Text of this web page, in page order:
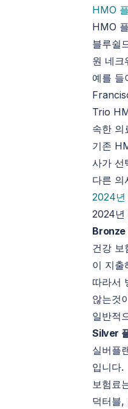
HMO
HMO
블루쉴
원 네크
예를
Trio
속한 의
기존
사가 선
다른 의
2024년
2024년
Bronze
건강 보
이 지출
따라서
않는것
일반적
Silver
실버플
입니다.
보험료
덕터블,